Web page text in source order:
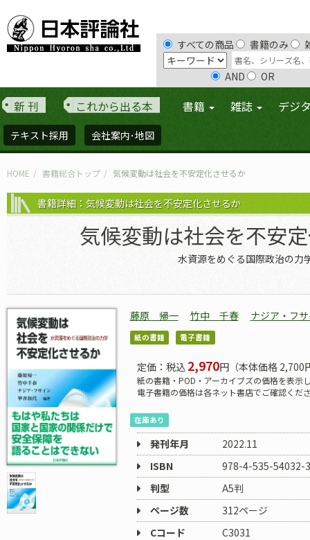
すべての商品 書籍のみ
AND OR
新 刊 これから出る本 書籍 雑誌 デジ
テキスト採用 会社案内･地図
HOME 書籍総合トップ 気候変動は社会を不安定化させるか
書籍詳細：気候変動は社会を不安定化させるか
気候変動は社会を不安
水資源をめぐる国際政治の力
藤原 帰一 竹中 千春 ナジア・フ
紙の書籍 電子書籍
定価：税込 2,970円（本体価格 2,700
紙の書籍・POD・アーカイブズの価格を表示
電子書籍の価格は各ネット書店でご確認くだ
在庫あり
発刊年月
2022.11
ISBN
978-4-535-54032-3
判型
A5判
ページ数
312ページ
Cコード
C3031